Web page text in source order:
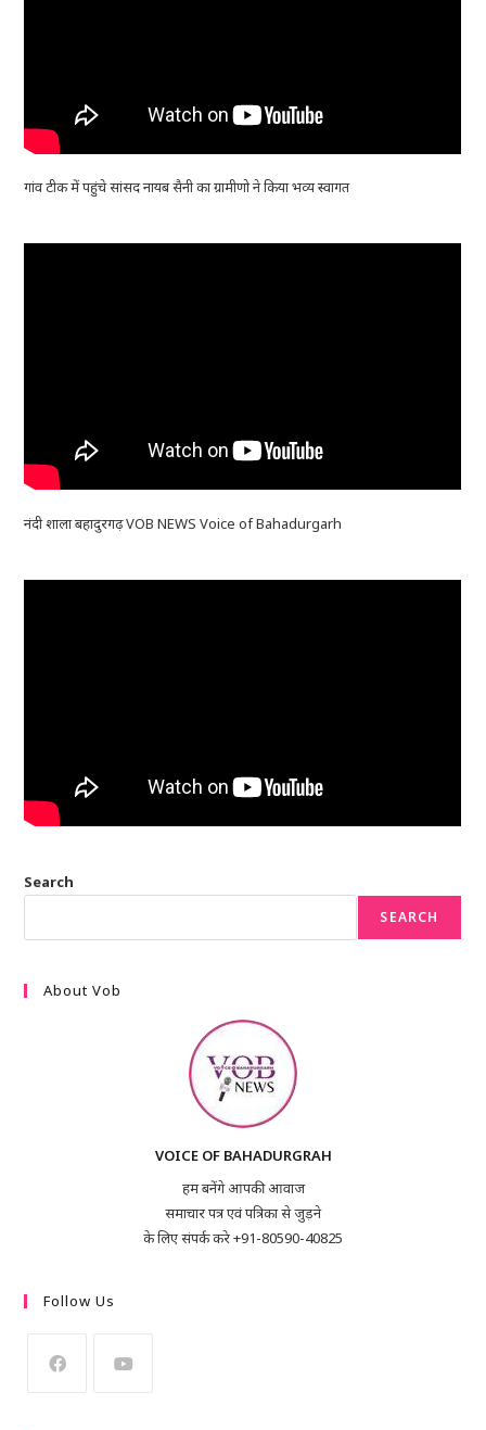
गांव टीक में पहुंचे सांसद नायब सैनी का ग्रामीणो ने किया भव्य स्वागत
नंदी शाला बहादुरगढ़ VOB NEWS Voice of Bahadurgarh
Search
SEARCH
About Vob
VOICE OF BAHADURGRAH
हम बनेंगे आपकी आवाज
समाचार पत्र एवं पत्रिका से जुड़ने
के लिए संपर्क करे +91-80590-40825
Follow Us